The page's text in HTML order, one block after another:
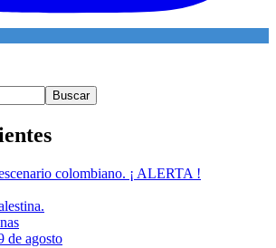
Buscar
colombiano. ¡ ALERTA !
de agosto